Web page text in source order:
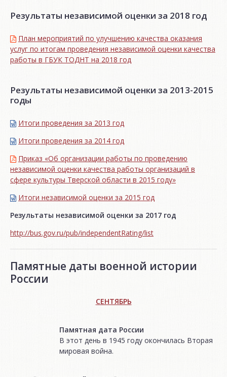
Результаты независимой оценки за 2018 год
План мероприятий по улучшению качества оказания
услуг по итогам проведения независимой оценки качества
работы в ГБУК ТОДНТ на 2018 год
Результаты независимой оценки за 2013-2015
годы
Итоги проведения за 2013 год
Итоги проведения за 2014 год
Приказ «Об организации работы по проведению
независимой оценки качества работы организаций в
сфере культуры Тверской области в 2015 году»
Итоги независимой oценки за 2015 год
Результаты независимой оценки за 2017 год
http://bus.gov.ru/pub/independentRating/list
Памятные даты военной истории
России
СЕНТЯБРЬ
Памятная дата России
В этот день в 1945 году окончилась Вторая
мировая война.